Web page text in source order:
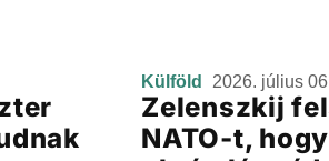
Külföld 2026. július
Zelenszkij
NATO-t,